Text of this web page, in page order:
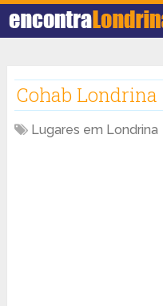
Cohab Londrina
Lugares em Londrina